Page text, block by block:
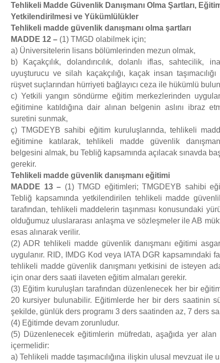
Tehlikeli Madde Güvenlik Danışmanı Olma Şartları, Eğ
Yetkilendirilmesi ve Yü küml ü ü kler
Tehlikeli madde güvenlik danışmanı olma şartları
MADDE 12 – (1) TMGD olabilmek için;
a) Üniversitelerin lisans bölümlerinden mezun olmak,
b) Kaçakçılık, dolandırıcılık, dolanlı iflas, sahtecilik,
uyuşturucu ve silah kaçakçılığı, kaçak insan taşımacılığı
rüşvet suçlarından hürriyeti bağlayıcı ceza ile hükümlü
c) Yetkili yangın söndürme eğitim merkezlerinden
eğitimine katıldığına dair alınan belgenin aslını ibraz
suretini sunmak,
ç) TMGDEYB sahibi eğitim kuruluşlarında, tehlikeli
eğitimine katılarak, tehlikeli madde güvenlik
belgesini almak, bu Tebliğ kapsamında açılacak sınavda
gerekir.
Tehlikeli madde güvenlik danışmanı eğitimi
MADDE 13 – (1) TMGD eğitimleri; TMGDEYB sahibi
Tebliğ kapsamında yetkilendirilen tehlikeli madde
tarafından, tehlikeli maddelerin taşınması konusundaki
olduğumuz uluslararası anlaşma ve sözleşmeler ile AB
esas alınarak verilir.
(2) ADR tehlikeli madde güvenlik danışmanı eğitimi
uygulanır. RID, IMDG Kod veya IATA DGR kapsamındaki
tehlikeli madde güvenlik danışmanı yetkisini de isteyen
için onar ders saati ilaveten eğitim almaları gerekir.
(3) Eğitim kuruluşları tarafından düzenlenecek her bir
20 kursiyer bulunabilir. Eğitimlerde her bir ders saatinin
şekilde, günlük ders programı 3 ders saatinden az, 7 ders
(4) Eğitimde devam zorunludur.
(5) Düzenlenecek eğitimlerin müfredatı, aşağıda yer alan
içermelidir:
a) Tehlikeli madde taşımacılığına ilişkin ulusal mevzuat ile